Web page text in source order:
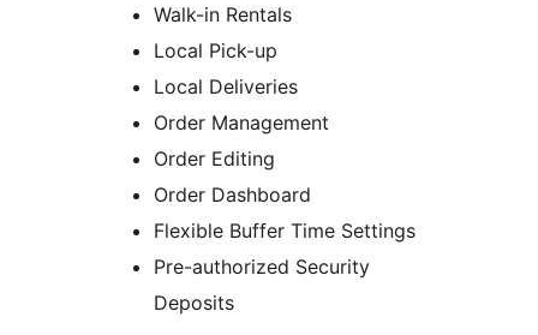
Walk-in Rentals
Local Pick-up
Local Deliveries
Order Management
Order Editing
Order Dashboard
Flexible Buffer Time Settings
Pre-authorized Security
Deposits